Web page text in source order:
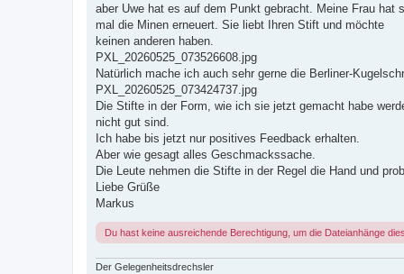
aber Uwe hat es auf dem Punkt gebracht. Meine Frau
mal die Minen erneuert. Sie liebt Ihren Stift und möchte
keinen anderen haben.
PXL_20260525_073526608.jpg
Natürlich mache ich auch sehr gerne die Berliner-
PXL_20260525_073424737.jpg
Die Stifte in der Form, wie ich sie jetzt gemacht habe
nicht gut sind.
Ich habe bis jetzt nur positives Feedback erhalten.
Aber wie gesagt alles Geschmackssache.
Die Leute nehmen die Stifte in der Regel die Hand und
Liebe Grüße
Markus
Du hast keine ausreichende Berechtigung, um die Dateianhänge
Der Gelegenheitsdrechsler